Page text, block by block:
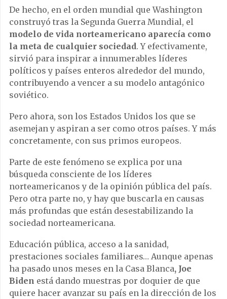
De hecho, en el orden mundial que Washington
construyó tras la Segunda Guerra Mundial, el
modelo de vida norteamericano aparecía como
la meta de cualquier sociedad. Y efectivamente,
sirvió para inspirar a innumerables líderes
políticos y países enteros alrededor del mundo,
contribuyendo a vencer a su modelo antagónico
soviético.
Pero ahora, son los Estados Unidos los que se
asemejan y aspiran a ser como otros países. Y más
concretamente, con sus primos europeos.
Parte de este fenómeno se explica por una
búsqueda consciente de los líderes
norteamericanos y de la opinión pública del país.
Pero otra parte no, y hay que buscarla en causas
más profundas que están desestabilizando la
sociedad norteamericana.
Educación pública, acceso a la sanidad,
prestaciones sociales familiares… Aunque apenas
ha pasado unos meses en la Casa Blanca, Joe
Biden está dando muestras por doquier de que
quiere hacer avanzar su país en la dirección de los